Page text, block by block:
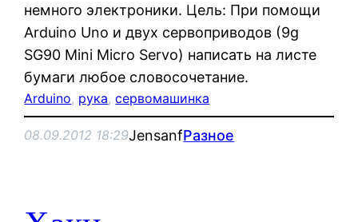
немного электроники. Цель: При помощи
Arduino Uno и двух сервоприводов (9g
SG90 Mini Micro Servo) написать на листе
бумаги любое словосочетание.
Arduino, рука, сервомашинка
08.09.2012 18:29JensanfРазное